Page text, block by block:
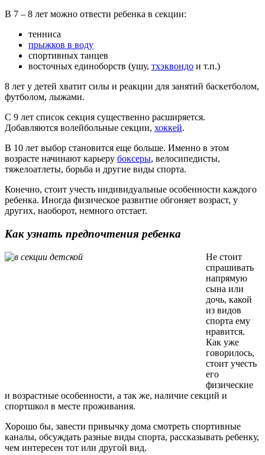
В 7 – 8 лет можно отвести ребенка в секции:
тенниса
прыжков в воду
спортивных танцев
восточных единоборств (ушу, тхэквондо и т.п.)
8 лет у детей хватит силы и реакции для занятий баскетболом,
футболом, лыжами.
С 9 лет список секция существенно расширяется.
Добавляются волейбольные секции, хоккей.
В 10 лет выбор становится еще больше. Именно в этом
возрасте начинают карьеру боксеры, велосипедисты,
тяжелоатлеты, борьба и другие виды спорта.
Конечно, стоит учесть индивидуальные особенности каждого
ребенка. Иногда физическое развитие обгоняет возраст, у
других, наоборот, немного отстает.
Как узнать предпочтения ребенка
Не стоит
спрашивать
напрямую
сына или
дочь, какой
из видов
спорта ему
нравится.
Как уже
говорилось,
стоит учесть
его
физические
и возрастные особенности, а так же, наличие секций и
спортшкол в месте проживания.
Хорошо бы, завести привычку дома смотреть спортивные
каналы, обсуждать разные виды спорта, рассказывать ребенку,
чем интересен тот или другой вид.